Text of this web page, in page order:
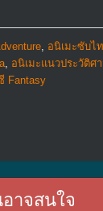
, อนิเมะซับไ
, อนิเมะแนวประวัติศ
Fantasy
าจสนใจ